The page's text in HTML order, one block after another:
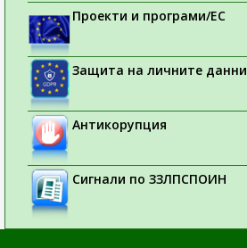
Проекти и програми/ЕС
Защита на личните данни
Антикорупция
Сигнали по ЗЗЛПСПОИН